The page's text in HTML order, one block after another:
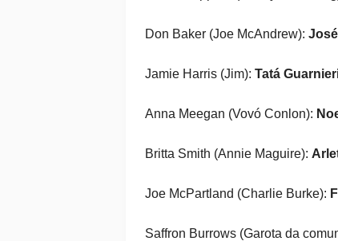
Don Baker (Joe McAndrew):
Jamie Harris (Jim): Tatá
Anna Meegan (Vovó Conlon):
Britta Smith (Annie Maguire):
Joe McPartland (Charlie Burke):
Saffron Burrows (Garota da